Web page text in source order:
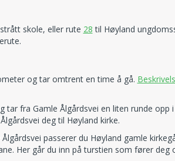
skole, eller rute 28 til Høyland
og tar omtrent en time å gå.
tar fra Gamle Ålgårdsvei en liten runde
deg til Høyland kirke.
passerer du Høyland gamle
Her går du inn på turstien som fører deg